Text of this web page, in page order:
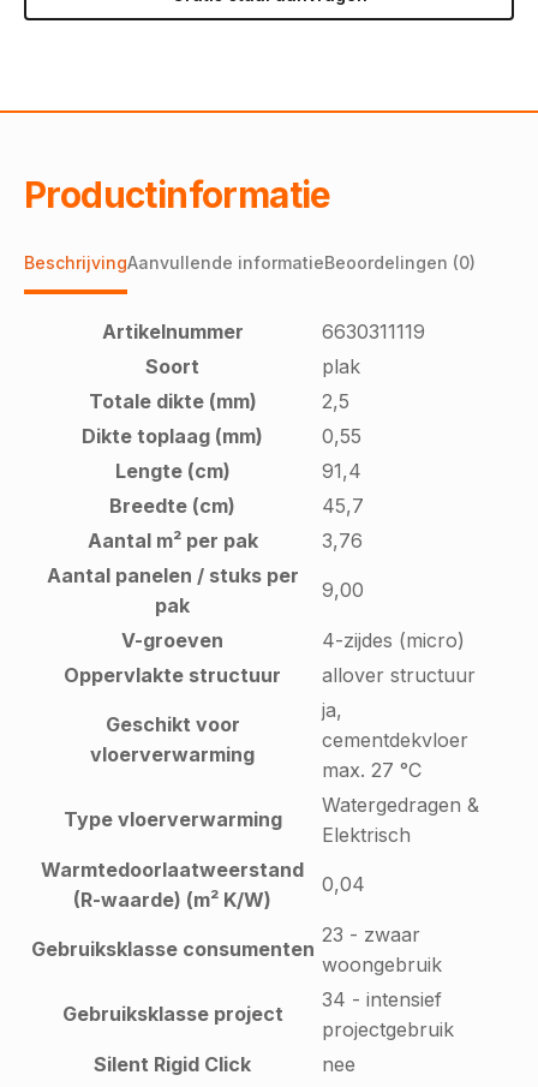
Productinformatie
BeschrijvingAanvullende informatieBeoordelingen (0)
Artikelnummer
6630311119
Soort
plak
Totale dikte (mm)
2,5
Dikte toplaag (mm)
0,55
Lengte (cm)
91,4
Breedte (cm)
45,7
Aantal m² per pak
3,76
Aantal panelen / stuks per
pak
9,00
V-groeven
4-zijdes (micro)
Oppervlakte structuur
allover structuur
Geschikt voor
vloerverwarming
ja,
cementdekvloer
max. 27 °C
Type vloerverwarming
Watergedragen &
Elektrisch
Warmtedoorlaatweerstand
(R-waarde) (m² K/W)
0,04
Gebruiksklasse consumenten
23 - zwaar
woongebruik
Gebruiksklasse project
34 - intensief
projectgebruik
Silent Rigid Click
nee